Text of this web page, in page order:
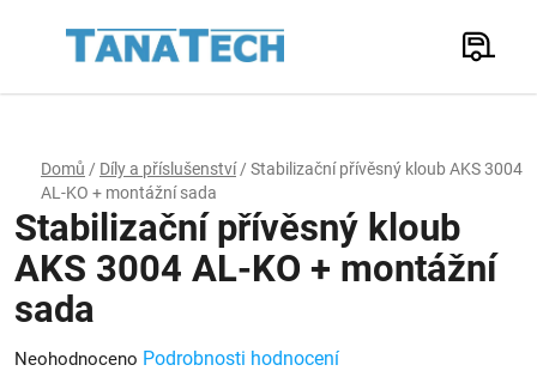
Hledat
Domů / Díly a příslušenství / Stabilizační přívěsný kloub AKS 3004
AL-KO + montážní sada
Stabilizační přívěsný kloub
AKS 3004 AL-KO + montážní
sada
Průměrné
Neohodnoceno Podrobnosti hodnocení